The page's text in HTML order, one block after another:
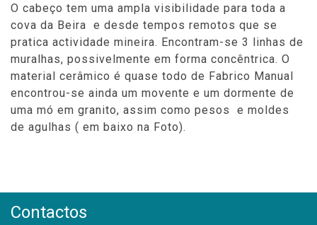
O cabeço tem uma ampla visibilidade para toda a
cova da Beira e desde tempos remotos que se
pratica actividade mineira. Encontram-se 3 linhas de
muralhas, possivelmente em forma concêntrica. O
material cerâmico é quase todo de Fabrico Manual
encontrou-se ainda um movente e um dormente de
uma mó em granito, assim como pesos e moldes
de agulhas ( em baixo na Foto).
Contactos